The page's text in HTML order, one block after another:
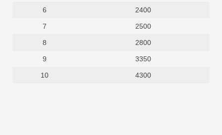
6 2400
7 2500
8 2800
9 3350
10 4300